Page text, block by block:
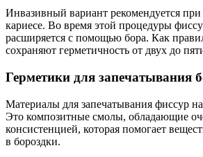
Инвазивный вариант рекомендуется
кариесе. Во время этой процедуры
расширяется с помощью бора. Как
сохраняют герметичность от двух до
Герметики для запечатывания
Материалы для запечатывания фиссур
Это композитные смолы, обладающие
консистенцией, которая помогает
в бороздки.